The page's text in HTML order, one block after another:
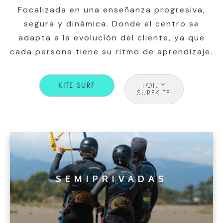
Focalizada en una enseñanza progresiva,
segura y dinámica. Donde el centro se
adapta a la evolución del cliente, ya que
cada persona tiene su ritmo de aprendizaje.
KITE SURF
FOIL Y
SURFKITE
SEMIPRIVADAS